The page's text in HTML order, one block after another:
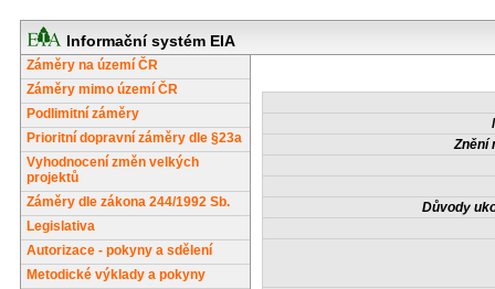
Informační systém EIA
Záměry na území ČR
Záměry mimo území ČR
Podlimitní záměry
Prioritní dopravní záměry dle §23a
Vyhodnocení změn velkých
projektů
Záměry dle zákona 244/1992 Sb.
Legislativa
Autorizace - pokyny a sdělení
Metodické výklady a pokyny
Znění
Důvody